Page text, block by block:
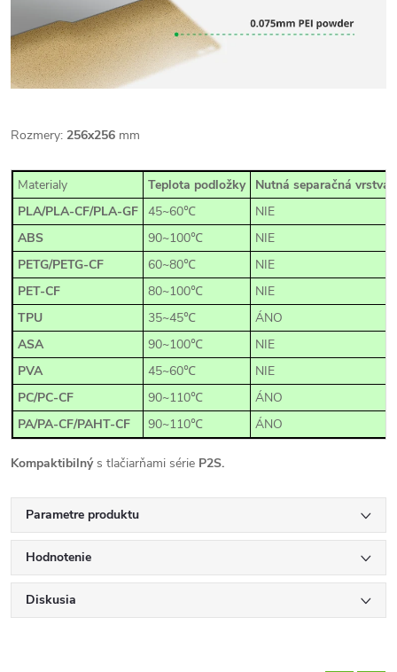
Rozmery: 256x256 mm
Materialy Teplota podložky
Nutná separačná
PLA/PLA-CF/PLA-GF 45~60℃
NIE
ABS
90~100℃
NIE
PETG/PETG-CF
60~80℃
NIE
PET-CF
80~100℃
NIE
TPU
35~45℃
ÁNO
ASA
90~100℃
NIE
PVA
45~60℃
NIE
PC/PC-CF
90~110℃
ÁNO
PA/PA-CF/PAHT-CF
90~110℃ ÁNO
Kompaktibilnýs tlačiarňami série P2S.
Parametre produktu
Hodnotenie
Diskusia